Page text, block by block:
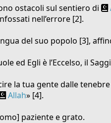
ostacoli sul sentiero di
nell’errore [2].
del suo popolo [3],
ed Egli è l’Eccelso, il
la tua gente dalle
Allah» [4].
paziente e grato.